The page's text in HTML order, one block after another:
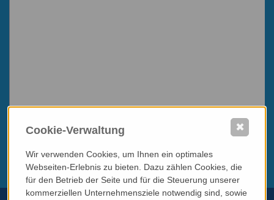
Cookie-Verwaltung
Wir verwenden Cookies, um Ihnen ein optimales
Webseiten-Erlebnis zu bieten. Dazu zählen Cookies, die
für den Betrieb der Seite und für die Steuerung unserer
kommerziellen Unternehmensziele notwendig sind, sowie
✖